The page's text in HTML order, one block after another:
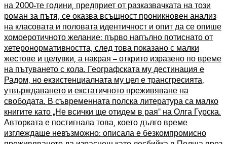
на 2000-те години, предприет от разказвачката на този
роман за пътя, се оказва всъщност проникновен анализ
на класовата и половата идентичност и опит да се опише
хомоеротичното желание: първо напълно потиснато от
хетеронормативността, след това показано с малки
жестове и целувки, а накрая – открито изразено по време
на пътуването с кола. Географската му дестинация е
Радом, но екзистенциалната му цел е трансгресията,
утвърждаването и екстатичното преживяване на
свободата. В съвременната полска литература са малко
книгите като „Не всички ще отидем в рая“ на Олга Гурска.
Авторката е постигнала това, което дълго време
изглеждаше невъзможно: описала е безкомпромисно